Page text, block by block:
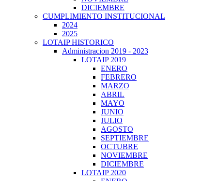
DICIEMBRE
CUMPLIMIENTO INSTITUCIONAL
2024
2025
LOTAIP HISTORICO
Administracion 2019 - 2023
LOTAIP 2019
ENERO
FEBRERO
MARZO
ABRIL
MAYO
JUNIO
JULIO
AGOSTO
SEPTIEMBRE
OCTUBRE
NOVIEMBRE
DICIEMBRE
LOTAIP 2020